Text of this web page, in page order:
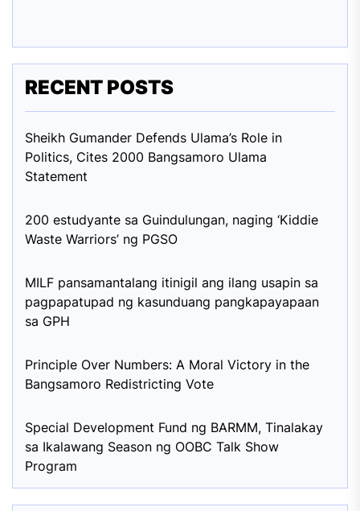
RECENT POSTS
Sheikh Gumander Defends Ulama’s Role in
Politics, Cites 2000 Bangsamoro Ulama
Statement
200 estudyante sa Guindulungan, naging ‘Kiddie
Waste Warriors’ ng PGSO
MILF pansamantalang itinigil ang ilang usapin sa
pagpapatupad ng kasunduang pangkapayapaan
sa GPH
Principle Over Numbers: A Moral Victory in the
Bangsamoro Redistricting Vote
Special Development Fund ng BARMM, Tinalakay
sa Ikalawang Season ng OOBC Talk Show
Program